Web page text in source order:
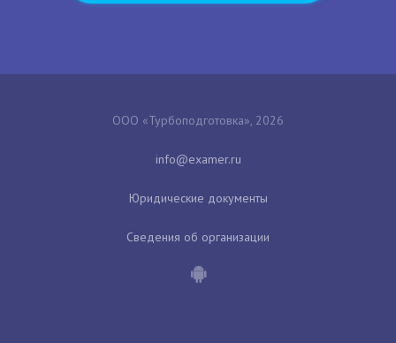
ООО «Турбоподготовка», 2026
Юридические документы
Сведения об организации